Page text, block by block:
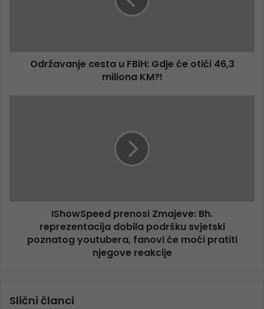
Održavanje cesta u FBiH: Gdje će otići 46,3
miliona KM?!
IShowSpeed prenosi Zmajeve: Bh.
reprezentacija dobila podršku svjetski
poznatog youtubera, fanovi će moći pratiti
njegove reakcije
Slični članci